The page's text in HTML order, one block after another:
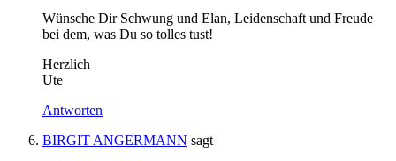
Wünsche Dir Schwung und Elan, Leidenschaft und Freude
bei dem, was Du so tolles tust!
Herzlich
Ute
Antworten
BIRGIT ANGERMANN sagt